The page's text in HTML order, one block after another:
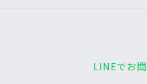
LINEでお